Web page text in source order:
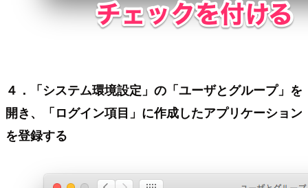
４．「システム環境設定」の「ユーザとグループ」を
開き、「ログイン項目」に作成したアプリケーション
を登録する